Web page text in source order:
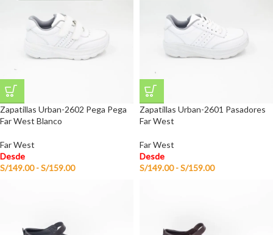
Zapatillas Urban-2602 Pega Pega
Far West Blanco
Far West
Desde
S/149.00 -S/159.00
Zapatillas Urban-2601 Pasadores
Far West
Far West
Desde
S/149.00 -S/159.00